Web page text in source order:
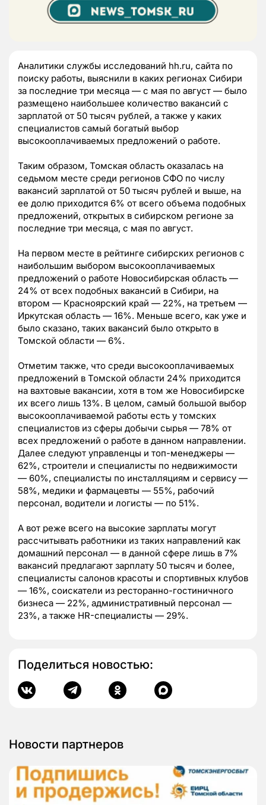
Аналитики службы исследований hh.ru, сайта по
поиску работы, выяснили в каких регионах Сибири
за последние три месяца — с мая по август — было
размещено наибольшее количество вакансий с
зарплатой от 50 тысяч рублей, а также у каких
специалистов самый богатый выбор
высокооплачиваемых предложений о работе.
Таким образом, Томская область оказалась на
седьмом месте среди регионов СФО по числу
вакансий зарплатой от 50 тысяч рублей и выше, на
ее долю приходится 6% от всего объема подобных
предложений, открытых в сибирском регионе за
последние три месяца, с мая по август.
На первом месте в рейтинге сибирских регионов с
наибольшим выбором высокооплачиваемых
предложений о работе Новосибирская область —
24% от всех подобных вакансий в Сибири, на
втором — Красноярский край — 22%, на третьем —
Иркутская область — 16%. Меньше всего, как уже и
было сказано, таких вакансий было открыто в
Томской области — 6%.
Отметим также, что среди высокооплачиваемых
предложений в Томской области 24% приходится
на вахтовые вакансии, хотя в том же Новосибирске
их всего лишь 13%. В целом, самый большой выбор
высокооплачиваемой работы есть у томских
специалистов из сферы добычи сырья — 78% от
всех предложений о работе в данном направлении.
Далее следуют управленцы и топ-менеджеры —
62%, строители и специалисты по недвижимости
— 60%, специалисты по инсталляциям и сервису —
58%, медики и фармацевты — 55%, рабочий
персонал, водители и логисты — по 51%.
А вот реже всего на высокие зарплаты могут
рассчитывать работники из таких направлений как
домашний персонал — в данной сфере лишь в 7%
вакансий предлагают зарплату 50 тысяч и более,
специалисты салонов красоты и спортивных клубов
— 16%, соискатели из ресторанно-гостиничного
бизнеса — 22%, административный персонал —
23%, а также HR-специалисты — 29%.
Поделиться новостью:
Новости партнеров